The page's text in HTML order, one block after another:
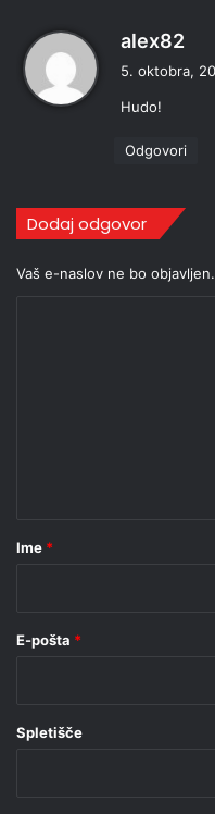
alex82
:
5. oktobra,
Hudo!
Odgovori
Dodaj odgovor
Vaš e-naslov ne bo objavljen.
rIme *
E-pošta *
Spletišče